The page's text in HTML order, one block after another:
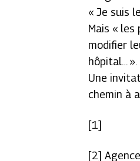
« Je suis
Mais «
modifier
hôpital… ».
Une
chemin à
[1]
[2]